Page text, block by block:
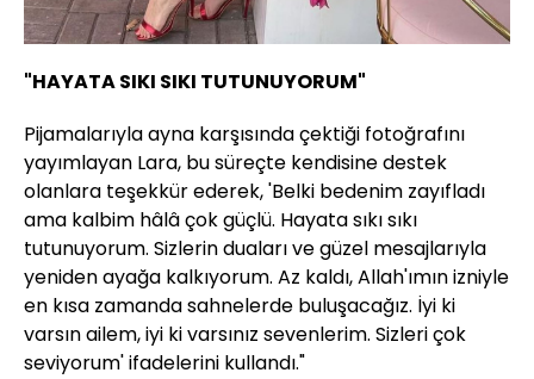
"HAYATA SIKI SIKI TUTUNUYORUM"
Pijamalarıyla ayna karşısında çektiği fotoğrafını
yayımlayan Lara, bu süreçte kendisine destek
olanlara teşekkür ederek, 'Belki bedenim zayıfladı
ama kalbim hâlâ çok güçlü. Hayata sıkı sıkı
tutunuyorum. Sizlerin duaları ve güzel mesajlarıyla
yeniden ayağa kalkıyorum. Az kaldı, Allah'ımın izniyle
en kısa zamanda sahnelerde buluşacağız. İyi ki
varsın ailem, iyi ki varsınız sevenlerim. Sizleri çok
seviyorum' ifadelerini kullandı."